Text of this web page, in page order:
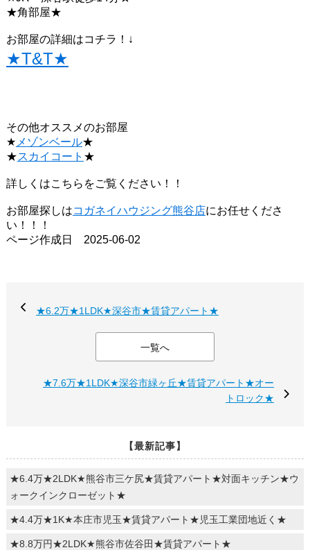
★角部屋★
お部屋の詳細はコチラ！↓
★T&T★
その他オススメのお部屋
★ メゾンベール★
★スカイコート ★
詳しくはこちらをご覧ください！！
お部屋探しはコガネイハウジング熊谷店にお任せくださ
い！！！
ページ作成日 2025-06-02
★6.2万★1LDK★深谷市★賃貸アパート★
一覧へ
★7.6万★1LDK★深谷市緑ヶ丘★賃貸アパート★オー
トロック★
【最新記事】
★6.4万★2LDK★熊谷市三ケ尻★賃貸アパート★対面キッチン★ウ
ォークインクローゼット★
★4.4万★1K★本庄市児玉★賃貸アパート★児玉工業団地近く★
★8.8万円★2LDK★熊谷市佐谷田★賃貸アパート★